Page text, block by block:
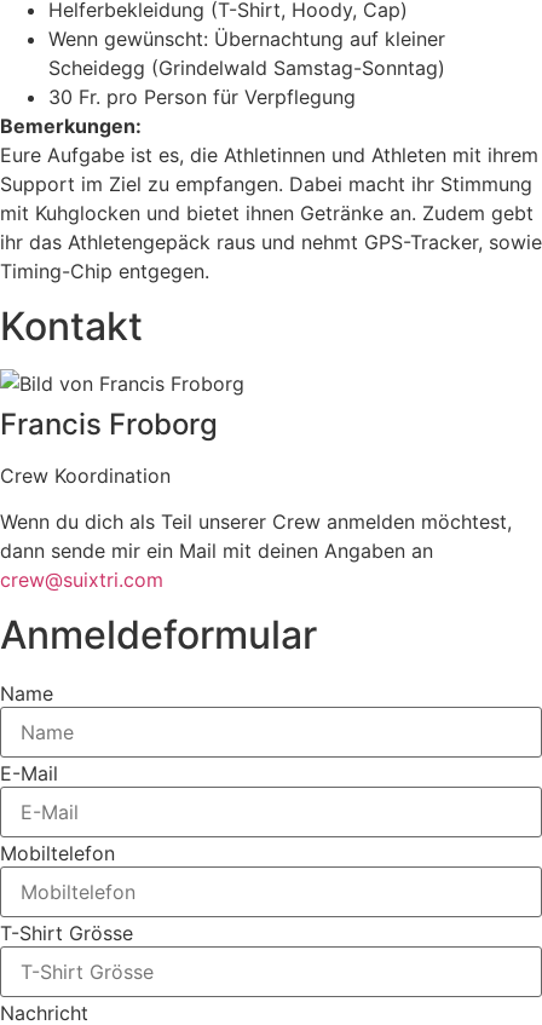
Helferbekleidung (T-Shirt, Hoody, Cap)
Wenn gewünscht: Übernachtung auf kleiner
Scheidegg (Grindelwald Samstag-Sonntag)
30 Fr. pro Person für Verpflegung
Bemerkungen:
Eure Aufgabe ist es, die Athletinnen und Athleten mit ihrem
Support im Ziel zu empfangen. Dabei macht ihr Stimmung
mit Kuhglocken und bietet ihnen Getränke an. Zudem gebt
ihr das Athletengepäck raus und nehmt GPS-Tracker, sowie
Timing-Chip entgegen.
Kontakt
Francis Froborg
Crew Koordination
Wenn du dich als Teil unserer Crew anmelden möchtest,
dann sende mir ein Mail mit deinen Angaben an
crew@suixtri.com
Anmeldeformular
Name
E-Mail
Mobiltelefon
T-Shirt Grösse
Nachricht